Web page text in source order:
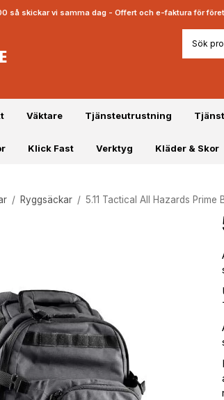
så skickar vi samma dag - Offert och e-faktura för
Väktare Tjänsteutrustning
Klick Fast Verktyg Kläder & Skor
/ Ryggsäckar / 5.11 Tactical All Hazards Prime